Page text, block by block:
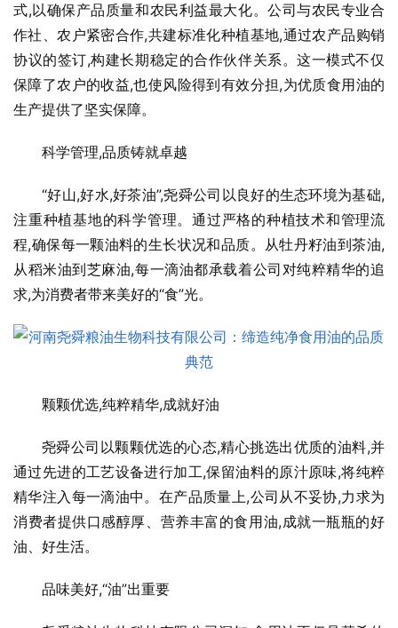
式,以确保产品质量和农民利益最大化。公司与农民专业合
作社、农户紧密合作,共建标准化种植基地,通过农产品购销
协议的签订,构建长期稳定的合作伙伴关系。这一模式不仅
保障了农户的收益,也使风险得到有效分担,为优质食用油的
生产提供了坚实保障。
科学管理,品质铸就卓越
“好山,好水,好茶油”,尧舜公司以良好的生态环境为基础,
注重种植基地的科学管理。通过严格的种植技术和管理流
程,确保每一颗油料的生长状况和品质。从牡丹籽油到茶油,
从稻米油到芝麻油,每一滴油都承载着公司对纯粹精华的追
求,为消费者带来美好的“食”光。
颗颗优选,纯粹精华,成就好油
尧舜公司以颗颗优选的心态,精心挑选出优质的油料,并
通过先进的工艺设备进行加工,保留油料的原汁原味,将纯粹
精华注入每一滴油中。在产品质量上,公司从不妥协,力求为
消费者提供口感醇厚、营养丰富的食用油,成就一瓶瓶的好
油、好生活。
品味美好,“油”出重要